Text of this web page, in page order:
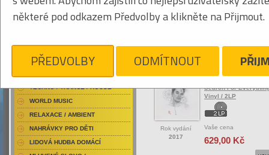
ROCK/POP
Rok vydání
2017
Search For
Vinyl / 2LP
Vaše cena
629,00 Kč
RAP / HIP HOP DOMÁCÍ
RAP / HIP HOP ZAHRANIČNÍ
DVD / HUDBA
PUNK / HARDCORE
TECHNO / TRANCE / HOUSE
WORLD MUSIC
RELAXACE / AMBIENT
NAHRÁVKY PRO DĚTI
LIDOVÁ HUDBA DOMÁCÍ
některé pod odkazem Předvolby a klikněte na Přijmout.
PŘEDVOLBY ODMÍTNOUT